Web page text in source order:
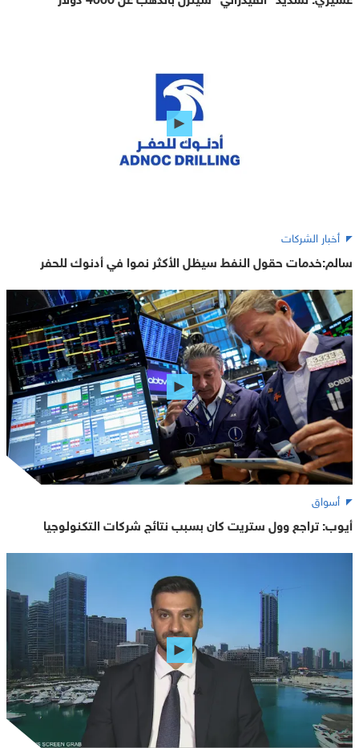
أخبار الشركات
سالم:خدمات حقول النفط سيظل الأكثر نموا في أدنوك للحفر
أسواق
أيوب: تراجع وول ستريت كان بسبب نتائج شركات التكنولوجيا